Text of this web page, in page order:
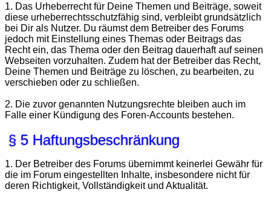
1. Das Urheberrecht für Deine Themen und Beiträge, soweit
diese urheberrechtsschutzfähig sind, verbleibt grundsätzlich
bei Dir als Nutzer. Du räumst dem Betreiber des Forums
jedoch mit Einstellung eines Themas oder Beitrags das
Recht ein, das Thema oder den Beitrag dauerhaft auf seinen
Webseiten vorzuhalten. Zudem hat der Betreiber das Recht,
Deine Themen und Beiträge zu löschen, zu bearbeiten, zu
verschieben oder zu schließen.
2. Die zuvor genannten Nutzungsrechte bleiben auch im
Falle einer Kündigung des Foren-Accounts bestehen.
§ 5 Haftungsbeschränkung
1. Der Betreiber des Forums übernimmt keinerlei Gewähr für
die im Forum eingestellten Inhalte, insbesondere nicht für
deren Richtigkeit, Vollständigkeit und Aktualität.